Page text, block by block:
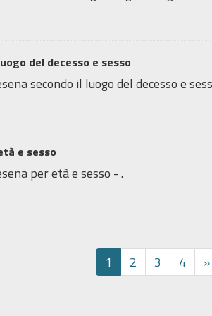
del decesso e sesso
secondo il luogo del decesso e
e sesso
per età e sesso - .
1 2 3 4 »